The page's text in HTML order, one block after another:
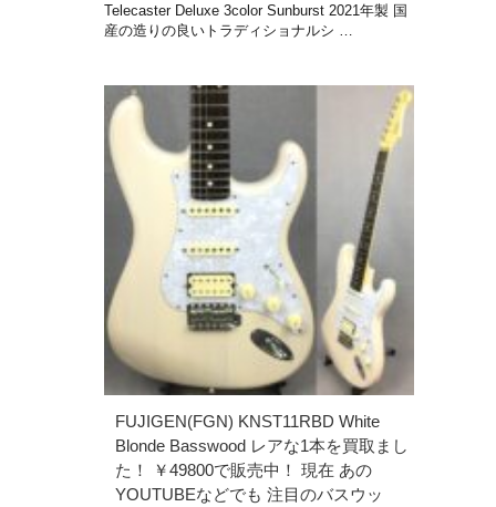
Telecaster Deluxe 3color Sunburst 2021年製 国
産の造りの良いトラディショナルシ …
FUJIGEN(FGN) KNST11RBD White
Blonde Basswood レアな1本を買取まし
た！ ￥49800で販売中！ 現在 あの
YOUTUBEなどでも 注目のバスウッ